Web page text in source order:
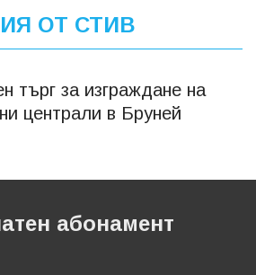
ОТ СТИВ
търг за изграждане на
централи в Бруней
абонамент